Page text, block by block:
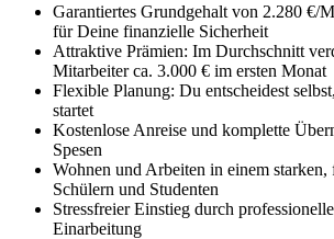
Garantiertes Grundgehalt von 2.280 €/
für Deine finanzielle Sicherheit
Attraktive Prämien: Im Durchschnitt
Mitarbeiter ca. 3.000 € im ersten Monat
Flexible Planung: Du entscheidest
startet
Kostenlose Anreise und komplette
Spesen
Wohnen und Arbeiten in einem starken,
Schülern und Studenten
Stressfreier Einstieg durch
Einarbeitung